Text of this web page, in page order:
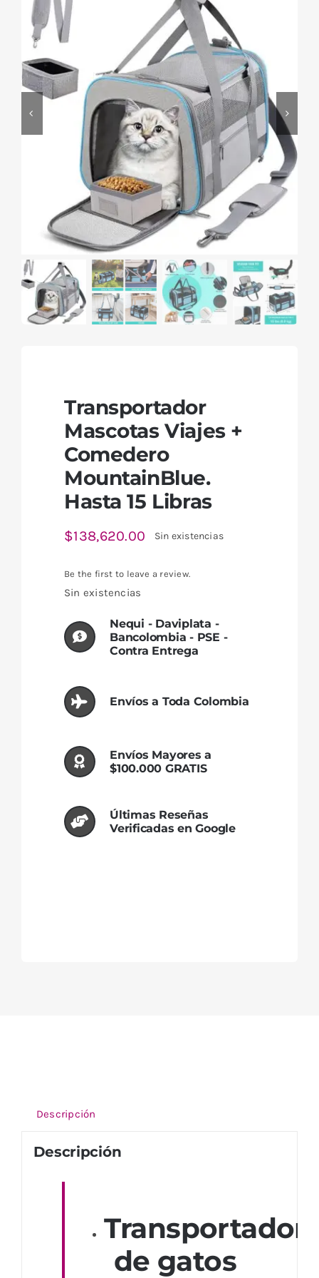
Transportador
Mascotas Viajes +
Comedero
MountainBlue.
Hasta 15 Libras
$138,620.00 Sin existencias
Be the first to leave a review.
Sin existencias
Nequi - Daviplata -
Bancolombia - PSE -
Contra Entrega
Envíos a Toda Colombia
Envíos Mayores a
$100.000 GRATIS
Últimas Reseñas
Verificadas en Google
Descripción
Descripción
Transportador
de gatos